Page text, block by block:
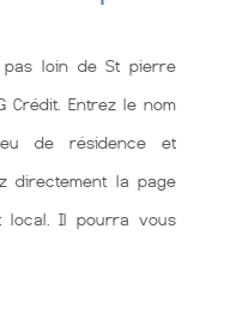
loin de St pierre
Crédit. Entrez le nom
de résidence et
directement la page
local. Il pourra vous